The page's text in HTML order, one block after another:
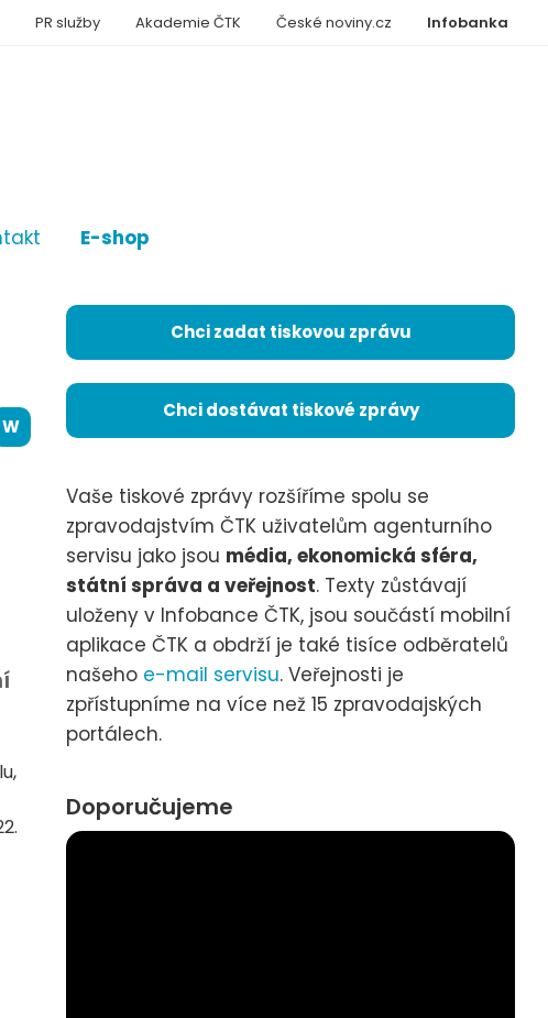
E-shop
Infobanka
PR služby Akademie ČTK České noviny.cz
W
Chci zadat tiskovou zprávu
Chci dostávat tiskové zprávy
Vaše tiskové zprávy rozšíříme spolu se
zpravodajstvím ČTK uživatelům agenturního
servisu jako jsou média, ekonomická sféra,
státní správa a veřejnost. Texty zůstávají
uloženy v Infobance ČTK, jsou součástí mobilní
aplikace ČTK a obdrží je také tisíce odběratelů
našeho e-mail servisu. Veřejnosti je
zpřístupníme na více než 15 zpravodajských
portálech.
Doporučujeme